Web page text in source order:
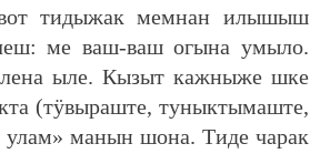
тидыжак мемнан илышыш
ме ваш-ваш огына умыло.
ыле. Кызыт кажныже шке
(тӱвыраште, туныктымаште,
манын шона. Тиде чарак